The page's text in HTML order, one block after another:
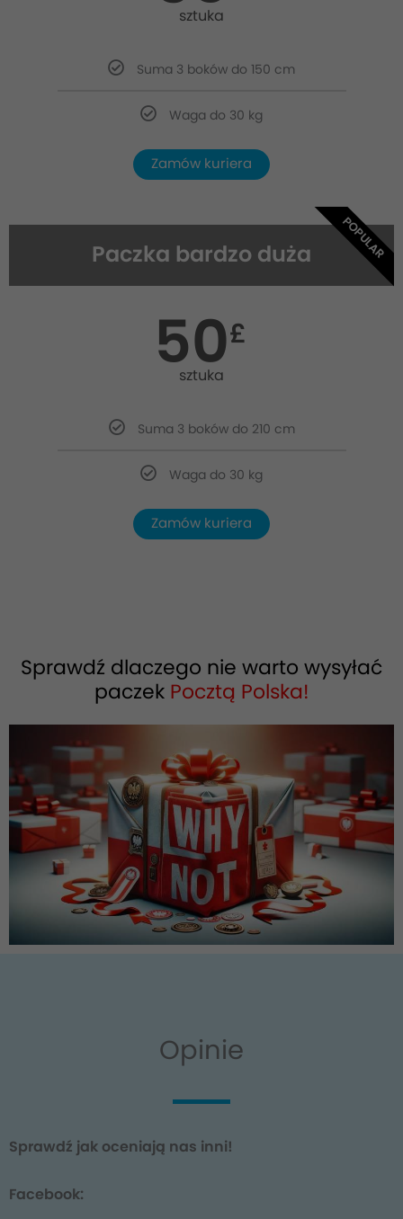
sztuka
Suma 3 boków do 150 cm
Waga do 30 kg
Zamów kuriera
POPULAR
Paczka bardzo duża
50£
sztuka
Suma 3 boków do 210 cm
Waga do 30 kg
Zamów kuriera
Sprawdź dlaczego nie warto wysyłać
paczek Pocztą Polska!
Opinie
Sprawdź jak oceniają nas inni!
Facebook: